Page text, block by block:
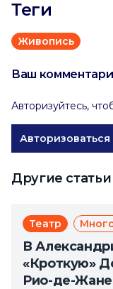
Теги
Живопись
Ваш
Авторизуйтесь,
Авторизоваться
Другие
Театр
В
«Кроткую»
Рио-де-